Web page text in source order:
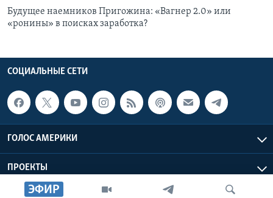
ЭФИР
Будущее наемников Пригожина: «Вагнер 2.0» или
«ронины» в поисках заработка?
СОЦИАЛЬНЫЕ СЕТИ
ГОЛОС АМЕРИКИ
ПРОЕКТЫ